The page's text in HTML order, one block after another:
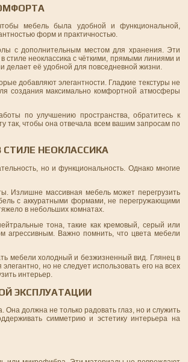
мебель была удобной и функциональной,
форм и практичностью.
с дополнительным местом для хранения. Эти
стиле неоклассика с чёткими, прямыми линиями и
делает её удобной для повседневной жизни.
добавляют элегантности. Гладкие текстуры не
создания максимально комфортной атмосферы
по улучшению пространства, обратитесь к
так, чтобы она отвечала всем вашим запросам по
НЕОКЛАССИКА
но и функциональность. Однако многие
Излишне массивная мебель может перегрузить
с аккуратными формами, не перегружающими
в небольших комнатах.
тона, такие как кремовый, серый или
агрессивным. Важно помнить, что цвета мебели
мебели холодный и безжизненный вид. Глянец в
но не следует использовать его на всех
интерьер.
ЭКСПЛУАТАЦИИ
должна не только радовать глаз, но и служить
симметрию и эстетику интерьера на